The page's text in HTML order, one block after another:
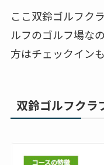
ここ双鈴ゴルフク
ルフのゴルフ場な
方はチェックイン
双鈴ゴルフクラ